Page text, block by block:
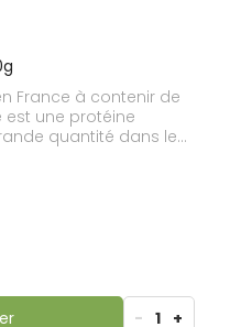
France à contenir de
est une protéine
quantité dans le
de pointe nous
d’origine français,
d’origine. Ce
la formule unique
au plus proche
palme.
- 1 +